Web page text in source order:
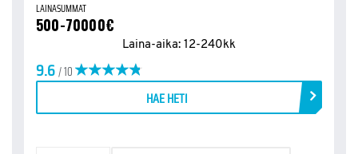
LAINASUMMAT
500-70000€
Laina-aika: 12-240kk
9.6/ 10
HAE HETI